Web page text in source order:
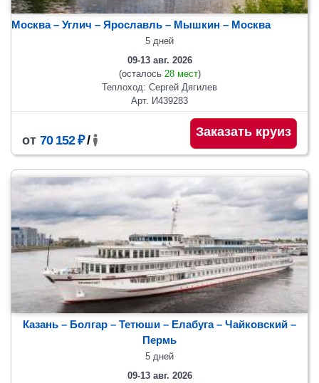
Москва – Углич – Ярославль – Мышкин – Москва
5 дней
09-13 авг. 2026
(осталось 28 мест)
Теплоход: Сергей Дягилев
Арт. И439283
от 70 152 ₽/
Заказать круиз
Казань – Болгар – Тетюши – Елабуга – Чайковский –
Пермь
5 дней
09-13 авг. 2026